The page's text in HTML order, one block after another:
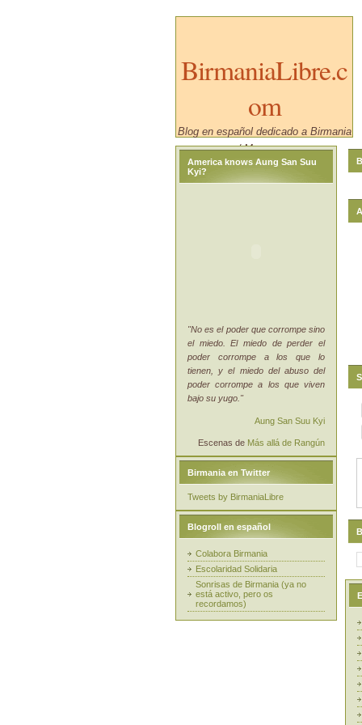
BirmaniaLibre.c
om
Blog en español dedicado a Birmania
/ Myanmar.
America knows Aung San Suu
Kyi?
"No es el poder que corrompe sino
el miedo. El miedo de perder el
poder corrompe a los que lo
tienen, y el miedo del abuso del
poder corrompe a los que viven
bajo su yugo."
Aung San Suu Kyi
Escenas de Más allá de Rangún
Birmania en Twitter
Tweets by BirmaniaLibre
Blogroll en español
Colabora Birmania
Escolaridad Solidaria
Sonrisas de Birmania (ya no
está activo, pero os
recordamos)